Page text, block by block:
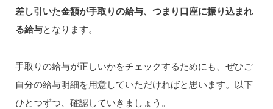
差し引いた金額が手取りの給与、つまり口座に振り込まれ
る給与となります。
手取りの給与が正しいかをチェックするためにも、ぜひご
自分の給与明細を用意していただければと思います。以下
ひとつずつ、確認していきましょう。